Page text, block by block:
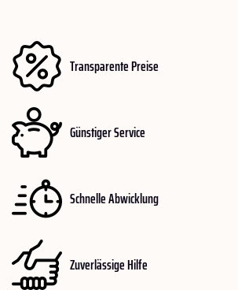
Transparente Preise
Günstiger Service
Schnelle Abwicklung
Zuverlässige Hilfe